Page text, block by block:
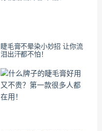
睫毛膏不晕染小妙招 让你流
泪出汗都不怕！